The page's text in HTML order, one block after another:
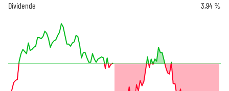
Dividende
3,94 %